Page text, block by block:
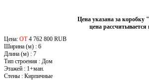
Цена указана за коробку
цена
Цена: ОТ 4 762 800 RUB
Ширина (м) : 6
Длина (м) : 7
Тип строения : Дом
Этажей : 1+ман.
Стены : Кирпичные